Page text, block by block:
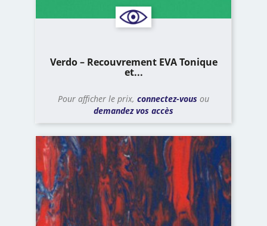
Verdo – Recouvrement EVA Tonique
et...
Pour afficher le prix, connectez-vous ou
demandez vos accès